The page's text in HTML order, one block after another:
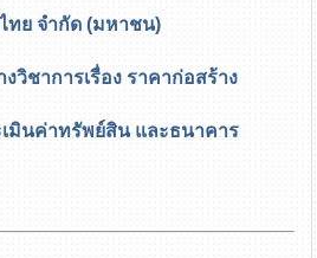
ย จำกัด (มหาชน)
วิชาการเรื่อง ราคาก่อสร้าง
นค่าทรัพย์สิน และธนาคาร